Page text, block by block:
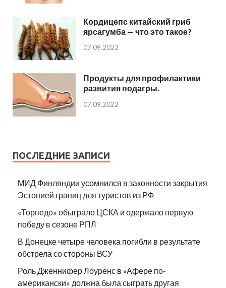
Кордицепс китайский гриб
ярсагумба — что это такое?
07.09.2022
Продукты для профилактики
развития подагры.
07.09.2022
ПОСЛЕДНИЕ ЗАПИСИ
МИД Финляндии усомнился в законности закрытия
Эстонией границ для туристов из РФ
«Торпедо» обыграло ЦСКА и одержало первую
победу в сезоне РПЛ
В Донецке четыре человека погибли в результате
обстрела со стороны ВСУ
Роль Дженнифер Лоуренс в «Афере по-
американски» должна была сыграть другая